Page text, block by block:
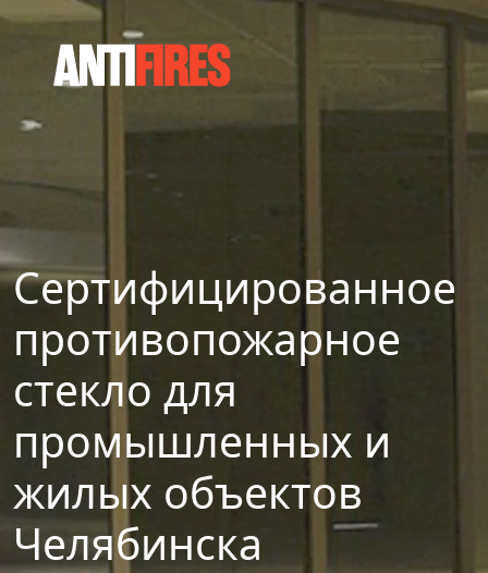
Сертифицированное
противопожарное
стекло для
промышленных и
жилых объектов
Челябинска